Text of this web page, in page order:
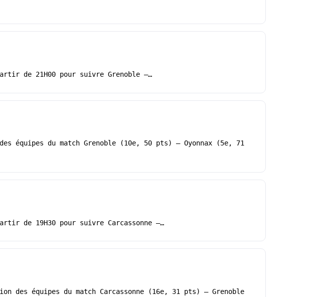
de 21H00 pour suivre Grenoble –…
équipes du match Grenoble (10e, 50 pts) – Oyonnax (5e, 71
de 19H30 pour suivre Carcassonne –…
des équipes du match Carcassonne (16e, 31 pts) – Grenoble